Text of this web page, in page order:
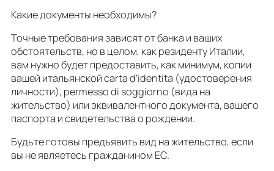
Какие документы необходимы?
Точные требования зависят от банка и ваших
обстоятельств, но в целом, как резиденту Италии,
вам нужно будет предоставить, как минимум, копии
вашей итальянской carta d’identita (удостоверения
личности), permesso di soggiorno (вида на
жительство) или эквивалентного документа, вашего
паспорта и свидетельства о рождении.
Будьте готовы предъявить вид на жительство, если
вы не являетесь гражданином ЕС.